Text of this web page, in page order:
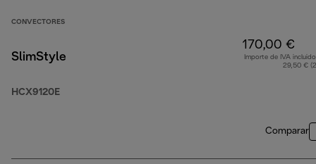
CONVECTORES
SlimStyle
HCX9120E
170,00 €
Importe de IVA
29,50 €
Comparar